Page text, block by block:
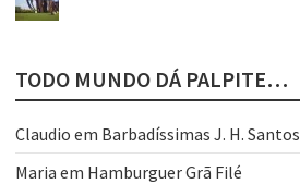
TODO MUNDO DÁ PALPITE…
Claudio em Barbadíssimas J. H. Santos
Maria em Hamburguer Grã Filé